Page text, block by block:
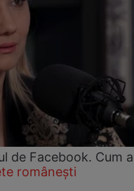
de Facebook. Cum a
românești